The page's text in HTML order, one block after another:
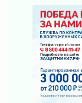
Пик
31 июля 2026
О
31 июля 2026
31 июля 2026